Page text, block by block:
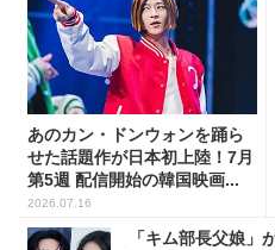
あのカン・ドンウォンを踊ら
せた話題作が日本初上陸！7月
第5週 配信開始の韓国映画...
2026.07.16
「キム部長父娘」